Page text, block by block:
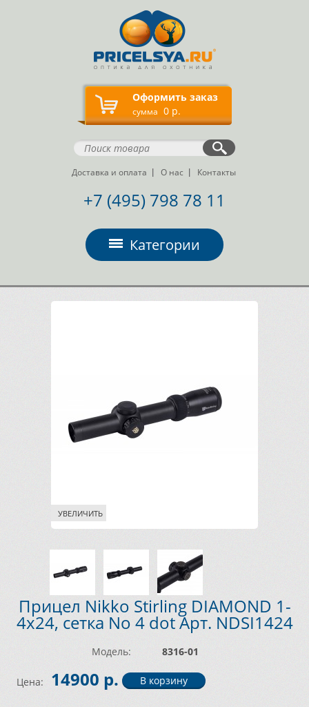
Оформить заказ
сумма 0 р.
Доставка и оплата О нас Контакты
+7 (495) 798 78 11
Категории
УВЕЛИЧИТЬ
Прицел Nikko Stirling DIAMOND 1-
4x24, сетка No 4 dot Арт. NDSI1424
Модель: 8316-01
Цена: 14900 р.